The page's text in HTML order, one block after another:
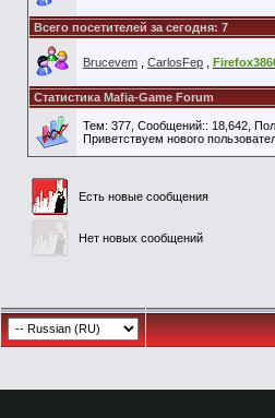
Всего посетителей за сегодня: 7
Brucevem CarlosFep
Статистика Mafia-Game Forum
Тем: 377, Сообщений:: 18,642,
Приветствуем нового
Есть новые сообщения
Нет новых сообщений